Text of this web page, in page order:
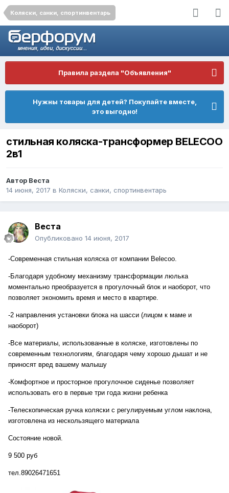
Коляски, санки, спортинвентарь
Правила раздела "Объявления"
Нужны товары для детей? Покупайте вместе,
это выгодно!
стильная коляска-трансформер BELECOO
2в1
Автор Веста
14 июня, 2017 в Коляски, санки, спортинвентарь
Веста
Опубликовано 14 июня, 2017
-Современная стильная коляска от компании Belecoo.
-Благодаря удобному механизму трансформации люлька
моментально преобразуется в прогулочный блок и наоборот, что
позволяет экономить время и место в квартире.
-2 направления установки блока на шасси (лицом к маме и
наоборот)
-Все материалы, использованные в коляске, изготовлены по
современным технологиям, благодаря чему хорошо дышат и не
приносят вред вашему малышу
-Комфортное и просторное прогулочное сиденье позволяет
использовать его в первые три года жизни ребенка
-Телескопическая ручка коляски с регулируемым углом наклона,
изготовлена из нескользящего материала
Состояние новой.
9 500 руб
тел.89026471651